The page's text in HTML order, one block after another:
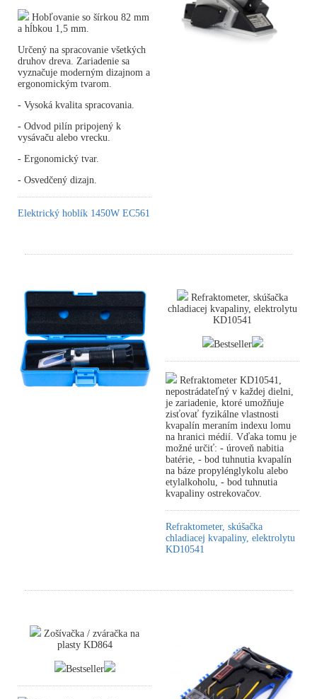
Hobľovanie so šírkou 82 mm
a hĺbkou 1,5 mm.
Určený na spracovanie všetkých
druhov dreva. Zariadenie sa
vyznačuje moderným dizajnom a
ergonomickým tvarom.
- Vysoká kvalita spracovania.
- Odvod pilín pripojený k
vysávaču alebo vrecku.
- Ergonomický tvar.
- Osvedčený dizajn.
Elektrický hoblík 1450W EC561
Refraktometer, skúšačka
chladiacej kvapaliny, elektrolytu
KD10541
Bestseller
Refraktometer KD10541,
nepostrádateľný v každej dielni,
je zariadenie, ktoré umožňuje
zisťovať fyzikálne vlastnosti
kvapalín meraním indexu lomu
na hranici médií. Vďaka tomu je
možné určiť: - úroveň nabitia
batérie, - bod tuhnutia kvapalín
na báze propylénglykolu alebo
etylalkoholu, - bod tuhnutia
kvapaliny ostrekovačov.
Refraktometer, skúšačka
chladiacej kvapaliny, elektrolytu
KD10541
Zošívačka / zváračka na
plasty KD864
Bestseller